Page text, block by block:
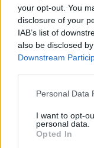
your opt-out. You
disclosure of your
IAB’s list of
also be disclosed
Downstream
Personal Data
I want to opt-
personal data.
Opted In
annunciare che
Excelsa,
Fuori e che
unconventional i
delle serie tv.
carattere forte
iconiche in cui
riconosce, lo
che ha saputo